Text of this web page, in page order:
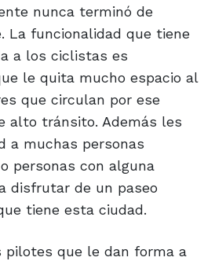
nunca terminó de
La funcionalidad que tiene
a los ciclistas es
le quita mucho espacio al
que circulan por ese
alto tránsito. Además les
a muchas personas
personas con alguna
disfrutar de un paseo
tiene esta ciudad.
pilotes que le dan forma a